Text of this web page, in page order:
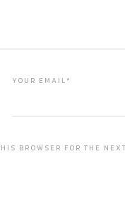
YOUR EMAIL*
BROWSER FOR THE